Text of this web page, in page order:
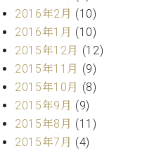
Digital(ベ
ヒ
シ
ュ
タ
イ
ン
デ
ジ
タ
選中
古】
イ
ン
ト
情
報
八
2016年2月 (10)
2016年1月 (10)
2015年12月 (12)
2015年11月 (9)
2015年10月 (8)
2015年9月 (9)
2015年8月 (11)
2015年7月 (4)